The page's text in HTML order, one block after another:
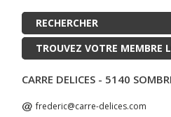
TROUVEZ VOTRE MEMBRE
CARRE DELICES - 5140
frederic@carre-delices.com